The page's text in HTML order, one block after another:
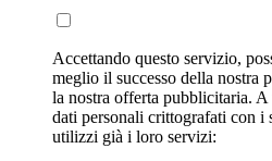
Accettando questo servizio,
meglio il successo della nostra
la nostra offerta pubblicitaria.
dati personali crittografati con i
utilizzi già i loro servizi: